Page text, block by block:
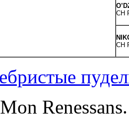
CH
CH
Renessans.